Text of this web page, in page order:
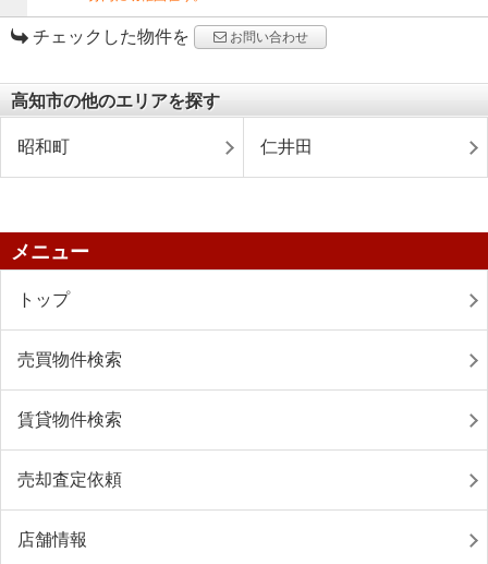
チェックした物件を お問い合わせ
高知市の他のエリアを探す
昭和町 仁井田
メニュー
トップ
売買物件検索
賃貸物件検索
売却査定依頼
店舗情報